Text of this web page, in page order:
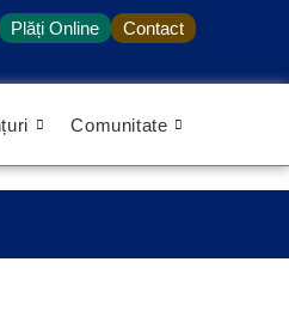
Plăți Online Contact
Comunitate